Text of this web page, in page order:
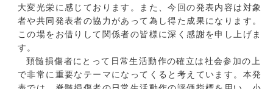
大変光栄に感じております。また、今回の発表内容は対象
者や共同発表者の協力があって為し得た成果になります。
この場をお借りして関係者の皆様に深く感謝を申し上げま
す。
頚髄損傷者にとって日常生活動作の確立は社会参加の上
で非常に重要なテーマになってくると考えています。本発